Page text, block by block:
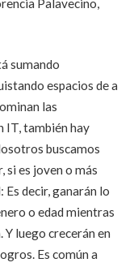
Palavecino,
sumando
espacios de a
las
IT, también hay
buscamos
si es joven o más
decir, ganarán lo
o edad mientras
Y luego crecerán en
Es común a